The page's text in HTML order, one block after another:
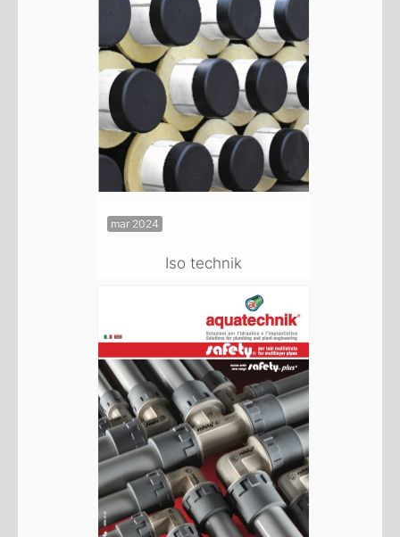
mar 2024
Iso technik